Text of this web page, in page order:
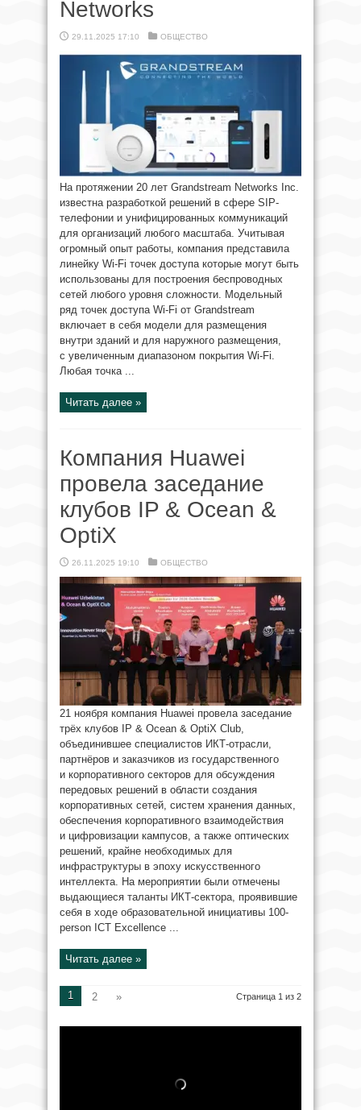
Networks
29.11.2025 17:10 ОБЩЕСТВО
На протяжении 20 лет Grandstream Networks Inc.
известна разработкой решений в сфере SIP-
телефонии и унифицированных коммуникаций
для организаций любого масштаба. Учитывая
огромный опыт работы, компания представила
линейку Wi-Fi точек доступа которые могут быть
использованы для построения беспроводных
сетей любого уровня сложности. Модельный
ряд точек доступа Wi-Fi от Grandstream
включает в себя модели для размещения
внутри зданий и для наружного размещения,
с увеличенным диапазоном покрытия Wi-Fi.
Любая точка ...
Читать далее »
Компания Huawei
провела заседание
клубов IP & Ocean &
OptiX
26.11.2025 19:10 ОБЩЕСТВО
21 ноября компания Huawei провела заседание
трёх клубов IP & Ocean & OptiX Club,
объединившее специалистов ИКТ-отрасли,
партнёров и заказчиков из государственного
и корпоративного секторов для обсуждения
передовых решений в области создания
корпоративных сетей, систем хранения данных,
обеспечения корпоративного взаимодействия
и цифровизации кампусов, а также оптических
решений, крайне необходимых для
инфраструктуры в эпоху искусственного
интеллекта. На мероприятии были отмечены
выдающиеся таланты ИКТ-сектора, проявившие
себя в ходе образовательной инициативы 100-
person ICT Excellence ...
Читать далее »
Страница 1 из 2
1 2 »